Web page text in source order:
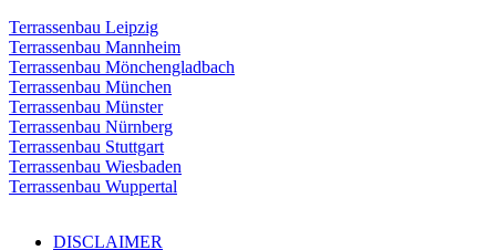
Terrassenbau Leipzig
Terrassenbau Mannheim
Terrassenbau Mönchengladbach
Terrassenbau München
Terrassenbau Münster
Terrassenbau Nürnberg
Terrassenbau Stuttgart
Terrassenbau Wiesbaden
Terrassenbau Wuppertal
DISCLAIMER